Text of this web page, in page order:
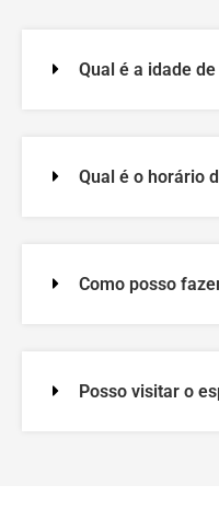
Qual é a idade
Qual é o horário
Como posso
Posso visitar o